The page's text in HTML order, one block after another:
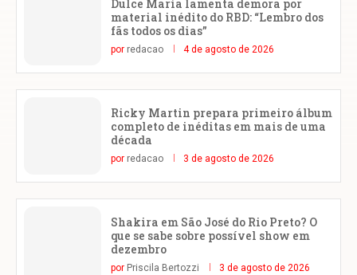
Dulce María lamenta demora por
material inédito do RBD: “Lembro dos
fãs todos os dias”
por redacao 4 de agosto de 2026
Ricky Martin prepara primeiro álbum
completo de inéditas em mais de uma
década
por redacao 3 de agosto de 2026
Shakira em São José do Rio Preto? O
que se sabe sobre possível show em
dezembro
por Priscila Bertozzi 3 de agosto de 2026